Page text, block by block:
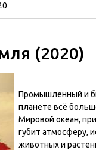
(2020)
Промышленный и
планете всё
Мировой океан,
губит атмосферу,
животных и